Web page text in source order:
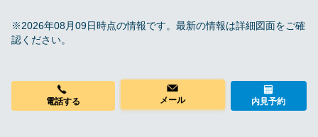
※2026年08月09日時点の情報です。最新の情報は詳細図面をご確
認ください。
電話する メール 内見予約